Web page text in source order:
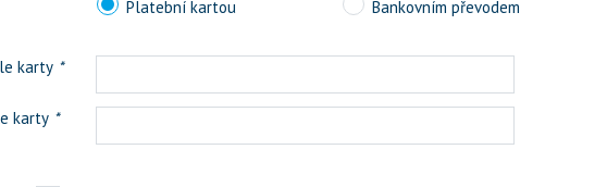
Platební kartou Bankovním převodem
karty *
karty *